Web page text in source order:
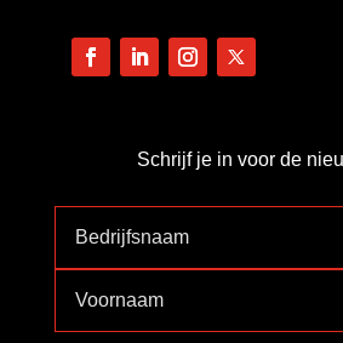
Schrijf je in voor de